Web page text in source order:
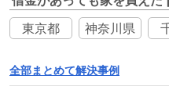
東京都 神奈川県
全部まとめて解決事例